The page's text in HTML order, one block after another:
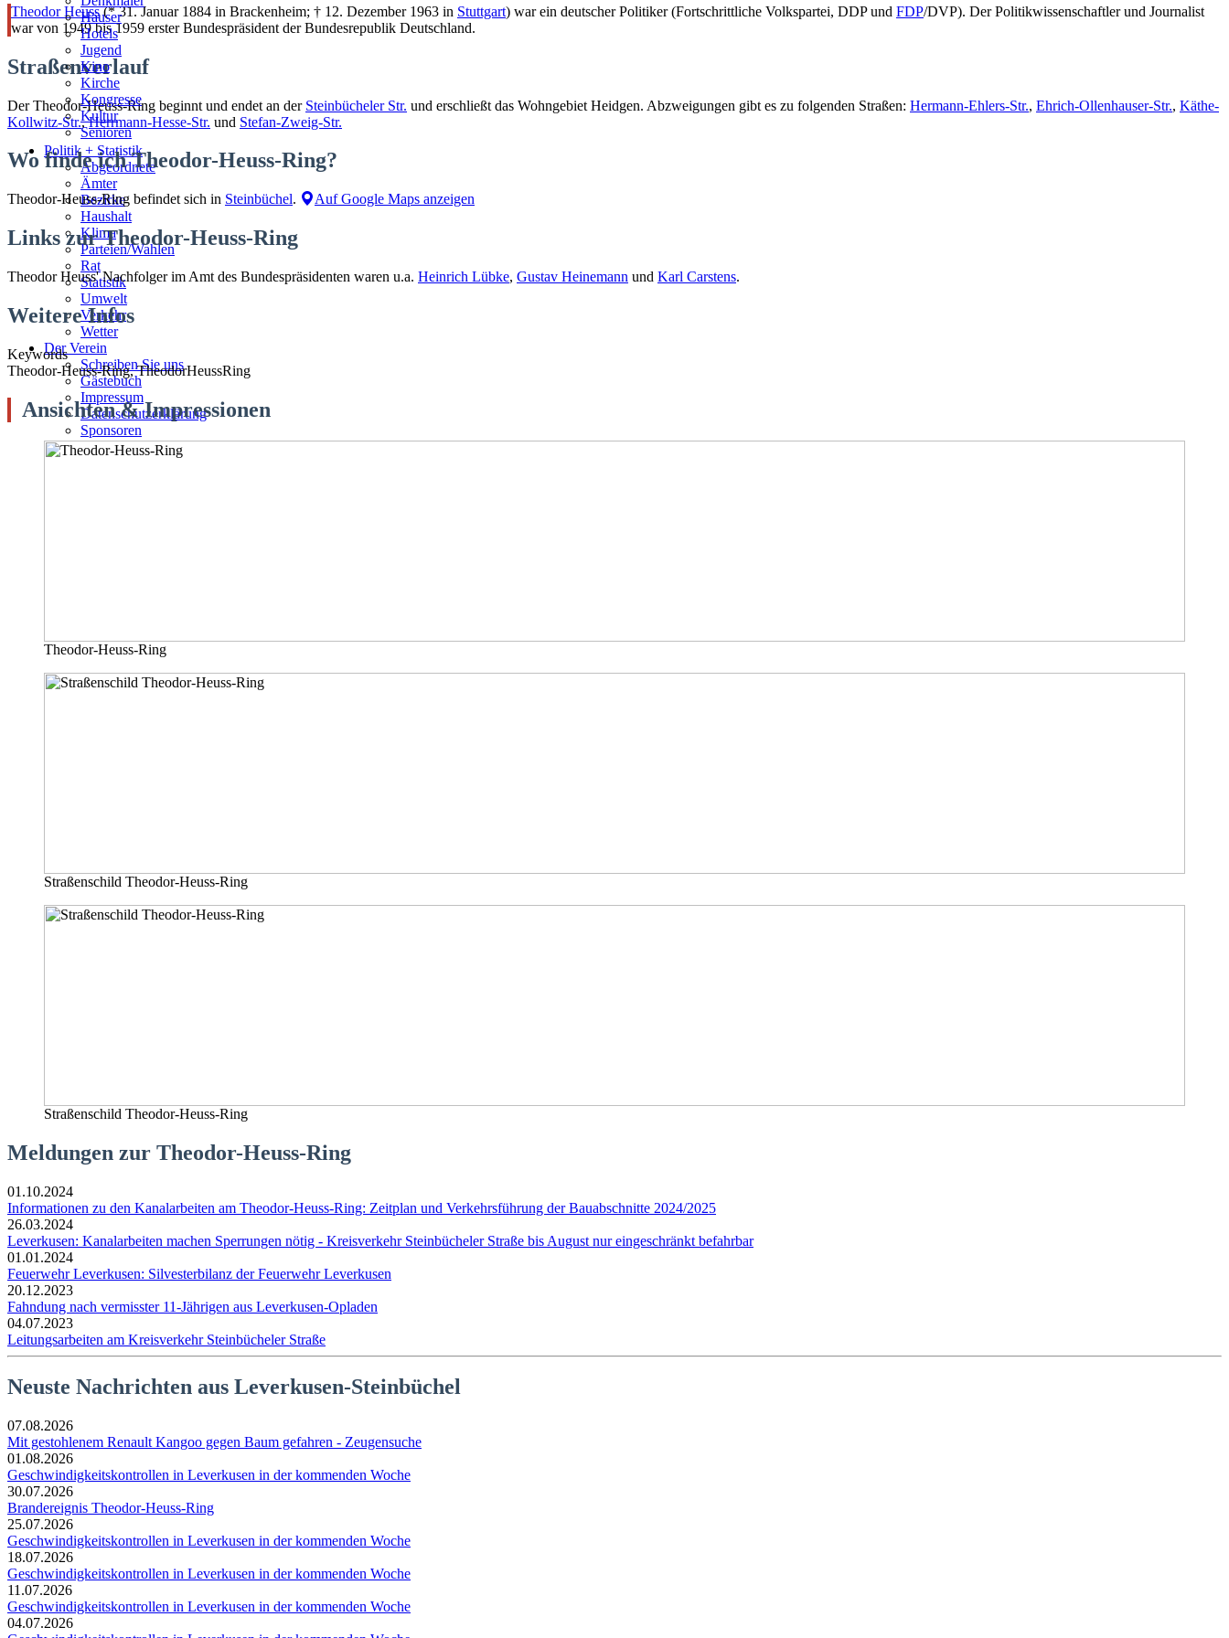
Häuser
Hotels
Jugend
Kino
Kirche
Kongresse
Kultur
Senioren
Stadtführer
Straßen
Politik + Statistik
Abgeordnete
Ämter
Bezirke
Haushalt
Klima
Parteien/Wahlen
Rat
Statistik
Umwelt
Verkehr
Wetter
Der Verein
Schreiben Sie uns
Gästebuch
Impressum
Datenschutzerklärung
Sponsoren
Theodor Heuss(* 31. Januar 1884 in Brackenheim; † 12. Dezember 1963 in Stuttgart) war ein deutscher Politiker (Fortschrittliche Volkspartei, DDP und FDP/DVP). Der Politikwissenschaftler und Journalist
war von 1949 bis 1959 erster Bundespräsident der Bundesrepublik Deutschland.
Straßenverlauf
Der Theodor-Heuss-Ring beginnt und endet an der Steinbücheler Str. und erschließt das Wohngebiet Heidgen. Abzweigungen gibt es zu folgenden Straßen: Hermann-Ehlers-Str., Ehrich-Ollenhauser-Str., Käthe-
Kollwitz-Str.,Herrmann-Hesse-Str. und Stefan-Zweig-Str.
Wo finde ich Theodor-Heuss-Ring?
Theodor-Heuss-Ring befindet sich in Steinbüchel. Auf Google Maps anzeigen
Links zur Theodor-Heuss-Ring
Theodor Heuss' Nachfolger im Amt des Bundespräsidenten waren u.a. Heinrich Lübke, Gustav Heinemann und Karl Carstens.
Weitere Infos
Keywords
Theodor-Heuss-Ring, TheodorHeussRing
Ansichten & Impressionen
Theodor-Heuss-Ring
Straßenschild Theodor-Heuss-Ring
Straßenschild Theodor-Heuss-Ring
Meldungen zur Theodor-Heuss-Ring
01.10.2024
Informationen zu den Kanalarbeiten am Theodor-Heuss-Ring: Zeitplan und Verkehrsführung der Bauabschnitte 2024/2025
26.03.2024
Leverkusen: Kanalarbeiten machen Sperrungen nötig - Kreisverkehr Steinbücheler Straße bis August nur eingeschränkt befahrbar
01.01.2024
Feuerwehr Leverkusen: Silvesterbilanz der Feuerwehr Leverkusen
20.12.2023
Fahndung nach vermisster 11-Jährigen aus Leverkusen-Opladen
04.07.2023
Leitungsarbeiten am Kreisverkehr Steinbücheler Straße
Neuste Nachrichten aus Leverkusen-Steinbüchel
07.08.2026
Mit gestohlenem Renault Kangoo gegen Baum gefahren - Zeugensuche
01.08.2026
Geschwindigkeitskontrollen in Leverkusen in der kommenden Woche
30.07.2026
Brandereignis Theodor-Heuss-Ring
25.07.2026
Geschwindigkeitskontrollen in Leverkusen in der kommenden Woche
18.07.2026
Geschwindigkeitskontrollen in Leverkusen in der kommenden Woche
11.07.2026
Geschwindigkeitskontrollen in Leverkusen in der kommenden Woche
04.07.2026